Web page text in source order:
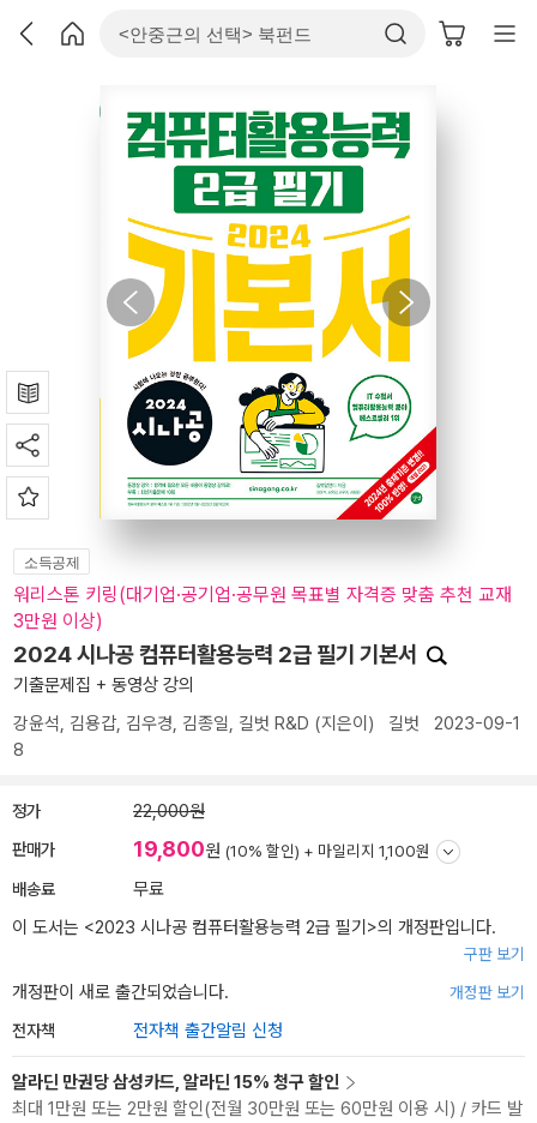
소득공제
워리스톤 키링(대기업·공기업·공무원 목표별 자격증 맞춤 추천 교재
3만원 이상)
2024 시나공 컴퓨터활용능력 2급 필기 기본서
기출문제집 + 동영상 강의
강윤석, 김용갑, 김우경, 김종일, 길벗 R&D (지은이) 길벗 2023-09-1
8
정가 22,000원
판매가 19,800원 (10% 할인) + 마일리지 1,100원
배송료
무료
이 도서는 <2023 시나공 컴퓨터활용능력 2급 필기 >의 개정판입니다.
구판 보기
개정판이 새로 출간되었습니다. 개정판 보기
전자책 전자책 출간알림 신청
알라딘 만권당 삼성카드, 알라딘 15% 청구 할인
최대 1만원 또는 2만원 할인(전월 30만원 또는 60만원 이용 시) / 카드 발